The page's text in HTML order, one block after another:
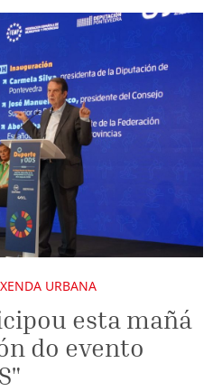
URBANA
esta mañá
do evento